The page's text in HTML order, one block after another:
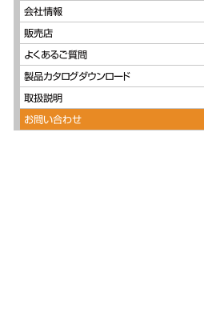
会社情報
販売店
よくあるご質問
製品カタログダウンロード
取扱説明
お問い合わせ